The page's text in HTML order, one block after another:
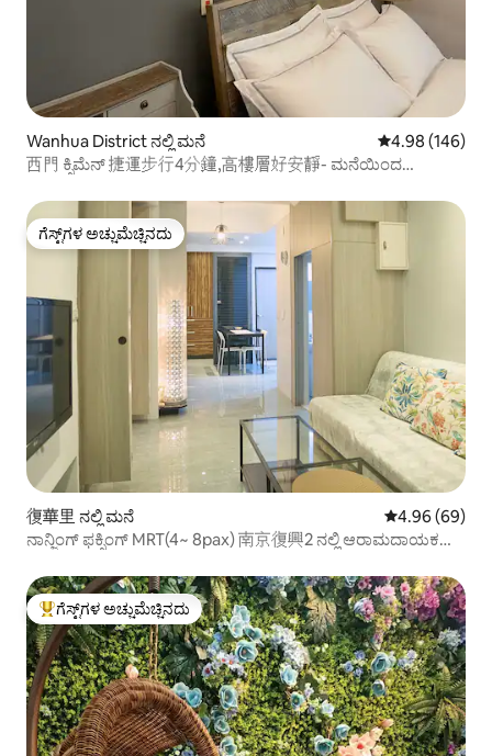
Wanhua District ನಲ್ಲಿ ಮನೆ 5 ರಲ್ಲಿ 4.98
4.98 (146)
西門 ಕ್ಸಿಮೆನ್ 捷運步行4分鐘,高樓層好安靜- ಮನೆಯಿಂದ
ಗೆಸ್ಟ್‌ಗಳ ಅಚ್ಚುಮೆಚ್ಚಿನದು
ಗೆಸ್ಟ್‌ಗಳ ಅಚ್ಚುಮೆಚ್ಚಿನದು
復華里 ನಲ್ಲಿ ಮನೆ 5 ರಲ್ಲಿ 4.96
4.96 (69)
ನಾನ್ಜಿಂಗ್ ಫಕ್ಸಿಂಗ್ MRT(4~ 8pax) 南京復興2 ನಲ್ಲಿ ಆರಾಮದಾಯಕ
ಗೆಸ್ಟ್‌ಗಳಿಗೆ ಅತಿ ಹೆಚ್ಚು ಅಚ್ಚುಮೆಚ್ಚಿನದು
ಗೆಸ್ಟ್‌ಗಳ ಅಚ್ಚುಮೆಚ್ಚಿನದು